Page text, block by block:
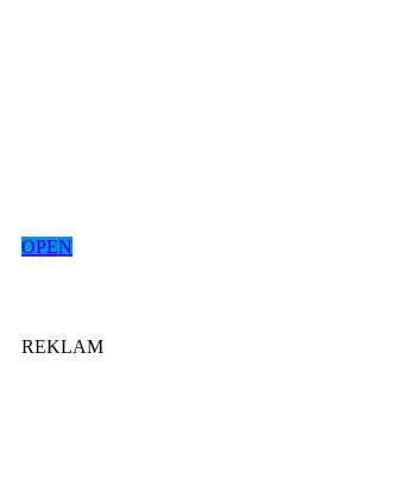
OPEN
REKLAM